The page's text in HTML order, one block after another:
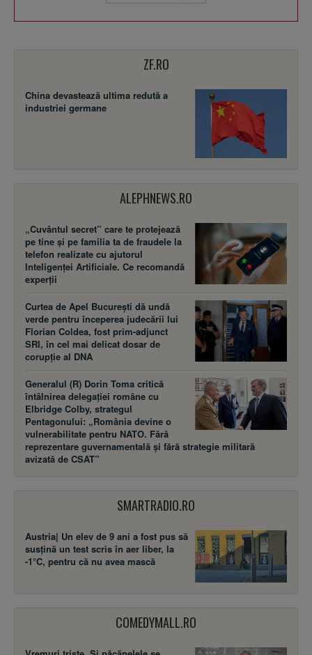
ZF.RO
China devastează ultima redută a
industriei germane
ALEPHNEWS.RO
„Cuvântul secret” care te protejează
pe tine și pe familia ta de fraudele la
telefon realizate cu ajutorul
Inteligenței Artificiale. Ce recomandă
experții
Curtea de Apel București dă undă
verde pentru începerea judecării lui
Florian Coldea, fost prim-adjunct
SRI, în cel mai delicat dosar de
corupție al DNA
Generalul (R) Dorin Toma critică
întâlnirea delegației române cu
Elbridge Colby, strategul
Pentagonului: „România devine o
vulnerabilitate pentru NATO. Fără
reprezentare guvernamentală și fără strategie militară
avizată de CSAT”
SMARTRADIO.RO
Austria| Un elev de 9 ani a fost pus să
susţină un test scris în aer liber, la
-1°C, pentru că nu avea mască
COMEDYMALL.RO